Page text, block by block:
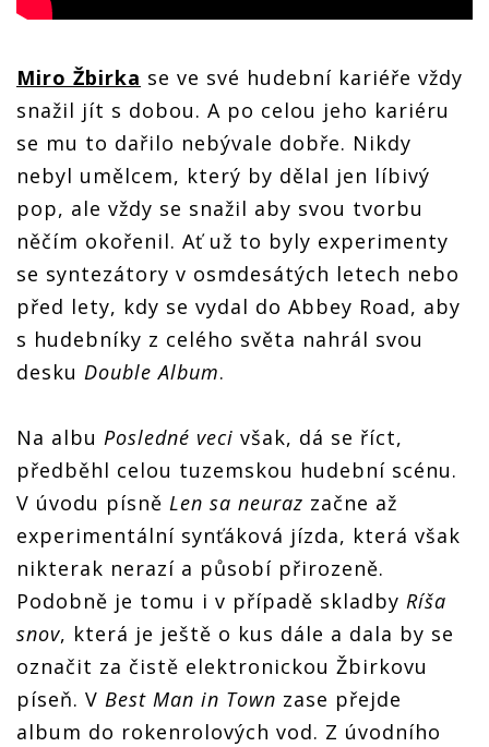
Miro Žbirka se ve své hudební kariéře vždy
snažil jít s dobou. A po celou jeho kariéru
se mu to dařilo nebývale dobře. Nikdy
nebyl umělcem, který by dělal jen líbivý
pop, ale vždy se snažil aby svou tvorbu
něčím okořenil. Ať už to byly experimenty
se syntezátory v osmdesátých letech nebo
před lety, kdy se vydal do Abbey Road, aby
s hudebníky z celého světa nahrál svou
desku Double Album.
Na albu Posledné veci však, dá se říct,
předběhl celou tuzemskou hudební scénu.
V úvodu písně Len sa neuraz začne až
experimentální synťáková jízda, která však
nikterak nerazí a působí přirozeně.
Podobně je tomu i v případě skladby Ríša
snov, která je ještě o kus dále a dala by se
označit za čistě elektronickou Žbirkovu
píseň. V Best Man in Town zase přejde
album do rokenrolových vod. Z úvodního